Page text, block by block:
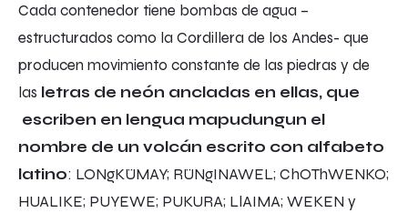
Cada contenedor tiene bombas de agua –
estructurados como la Cordillera de los Andes- que
producen movimiento constante de las piedras y de
las letras de neón ancladas en ellas, que
escriben en lengua mapudungun el
nombre de un volcán escrito con alfabeto
latino: LONgKÜMAY; RÜNgINAWEL; ChOThWENKO;
HUALIKE; PUYEWE; PUKURA; LlAIMA; WEKEN y